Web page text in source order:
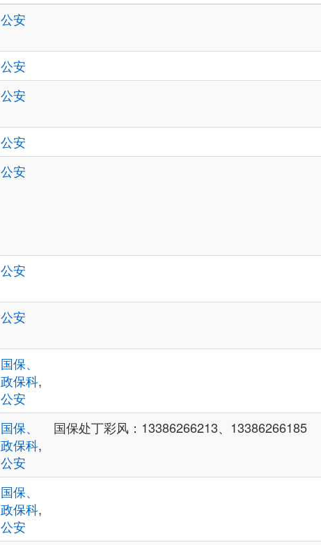
公安
公安
公安
公安
公安
公安
公安
国保、
政保科,
公安
国保、
政保科,
公安
国保处丁彩风：13386266213、13386266185
国保、
政保科,
公安